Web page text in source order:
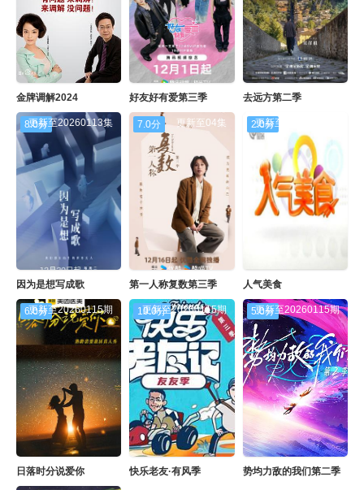
金牌调解2024 好友好有爱第三季 去远方第二季
8.0分
更新至20260113集
因为是想写成歌
7.0分 更新至04集
第一人称复数第三季
2.0分
更新至20260114期
人气美食
6.0分
更新至20260115期
日落时分说爱你
10.0分
更新至20260115期
快乐老友·有风季
5.0分
更新至20260115期
势均力敌的我们第二季